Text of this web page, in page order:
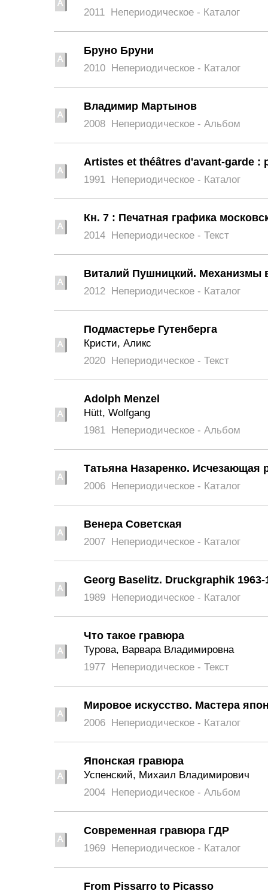
2011 Непериодическое - Каталог
Бруно Бруни
2010 Непериодическое - Каталог
Владимир Мартынов
2008 Непериодическое - Альбом
Artistes et théâtres d'avant-garde :
1991 Непериодическое - Каталог
Кн. 7 : Печатная графика
2014 Непериодическое - Текст
Виталий Пушницкий. Механизмы
2012 Непериодическое - Каталог
Подмастерье Гутенберга
Кри­сти, Аликс
2020 Непериодическое - Текст
Adolph Menzel
Hütt, Wolfgang
1981 Непериодическое - Альбом
Татьяна Назаренко. Иcчезающая
2006 Непериодическое - Каталог
Венера Советская
2007 Непериодическое - Каталог
Georg Baselitz. Druckgraphik 1963-
1989 Непериодическое - Каталог
Что такое гравюра
Турова, Варвара Владимировна
1977 Непериодическое - Текст
Мировое искусство. Мастера
2006 Непериодическое - Каталог
Японская гравюра
Успенский, Михаил Владимирович
2004 Непериодическое - Альбом
Современная гравюра ГДР
1969 Непериодическое - Каталог
From Pissarro to Picasso